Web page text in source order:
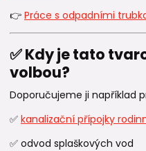
👉 Práce s odpadními
✅ Kdy je tato
volbou?
Doporučujeme ji například
✅ kanalizační přípojky
✅ odvod splaškových vod